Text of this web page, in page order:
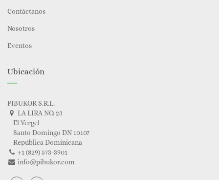
Contáctanos
Nosotros
Eventos
Ubicación
PIBUKOR S.R.L.
LA LIRA NO. 23
El Vergel
Santo Domingo DN 10107
República Dominicana
+1 (829) 573-3901
info@pibukor.com